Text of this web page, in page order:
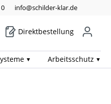
info@schilder-klar.de
Direktbestellung
Arbeits­schutz